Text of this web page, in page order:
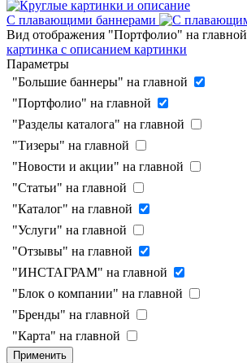
С плавающими баннерами
Вид отображения "Портфолио" на главной
картинка с описанием картинки
Параметры
"Большие баннеры" на главной
"Портфолио" на главной
"Разделы каталога" на главной
"Тизеры" на главной
"Новости и акции" на главной
"Статьи" на главной
"Каталог" на главной
"Услуги" на главной
"Отзывы" на главной
"ИНСТАГРАМ" на главной
"Блок о компании" на главной
"Бренды" на главной
"Карта" на главной
Применить